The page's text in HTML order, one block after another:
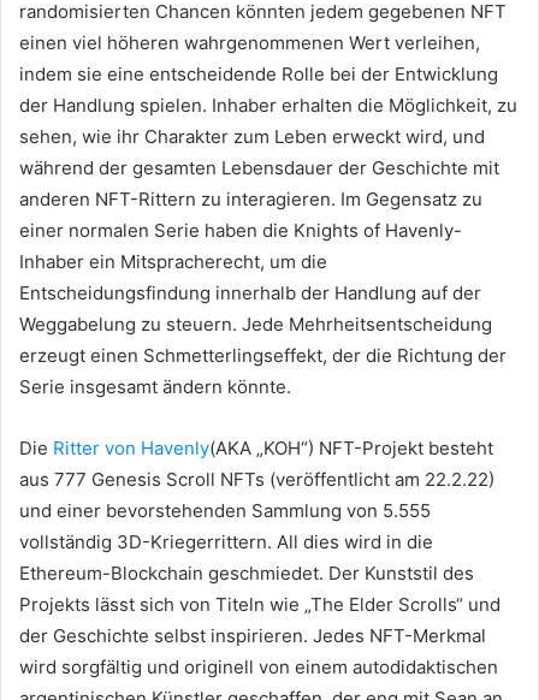
randomisierten Chancen könnten jedem gegebenen NFT
einen viel höheren wahrgenommenen Wert verleihen,
indem sie eine entscheidende Rolle bei der Entwicklung
der Handlung spielen. Inhaber erhalten die Möglichkeit, zu
sehen, wie ihr Charakter zum Leben erweckt wird, und
während der gesamten Lebensdauer der Geschichte mit
anderen NFT-Rittern zu interagieren. Im Gegensatz zu
einer normalen Serie haben die Knights of Havenly-
Inhaber ein Mitspracherecht, um die
Entscheidungsfindung innerhalb der Handlung auf der
Weggabelung zu steuern. Jede Mehrheitsentscheidung
erzeugt einen Schmetterlingseffekt, der die Richtung der
Serie insgesamt ändern könnte.
Die Ritter von Havenly(AKA „KOH“) NFT-Projekt besteht
aus 777 Genesis Scroll NFTs (veröffentlicht am 22.2.22)
und einer bevorstehenden Sammlung von 5.555
vollständig 3D-Kriegerrittern. All dies wird in die
Ethereum-Blockchain geschmiedet. Der Kunststil des
Projekts lässt sich von Titeln wie „The Elder Scrolls“ und
der Geschichte selbst inspirieren. Jedes NFT-Merkmal
wird sorgfältig und originell von einem autodidaktischen